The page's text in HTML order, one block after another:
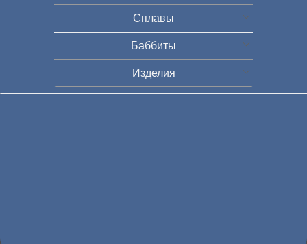
Сплавы
Баббиты
Изделия